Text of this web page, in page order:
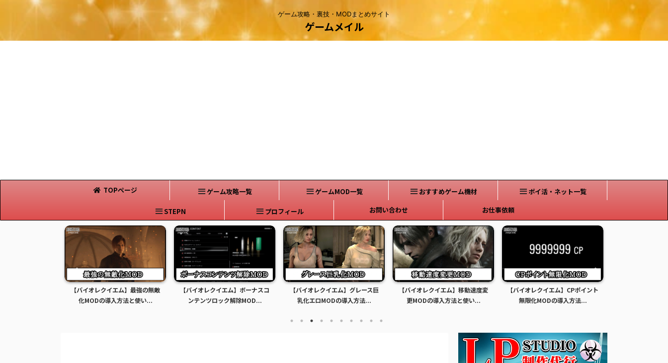
ゲーム攻略・裏技・MODまとめサイト
ゲームメイル
TOPページ ゲーム攻略一覧 ゲームMOD一覧 おすすめゲーム機材 ポイ活・ネット一覧
STEPN プロフィール お問い合わせ お仕事依頼
【バイオレクイエム】最強の無敵
化MODの導入方法と使い...
【バイオレクイエム】ボーナスコ
ンテンツロック解除MOD...
【バイオレクイエム】グレース巨
乳化エロMODの導入方法...
【バイオレクイエム】移動速度変
更MODの導入方法と使い...
【バイオレクイエム】CPポイント
無限化MODの導入方法...